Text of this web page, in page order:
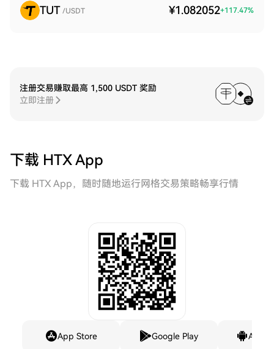
TUT /USDT ¥1.082052+117.47%
注册交易赚取最高 1,500 USDT 奖励
立即注册
下载 HTX App
下载 HTX App，随时随地运行网格交易策略畅享行情
App Store Google Play